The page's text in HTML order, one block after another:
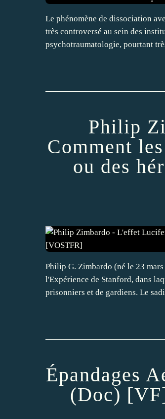
Le phénomène de dissociation
très controversé au sein des
psychotraumatologie, pourtant
Philip
Comment
ou des
Philip G. Zimbardo (né le 23
l'Expérience de Stanford, dans
prisonniers et de gardiens. Le
Épandages
(Doc)